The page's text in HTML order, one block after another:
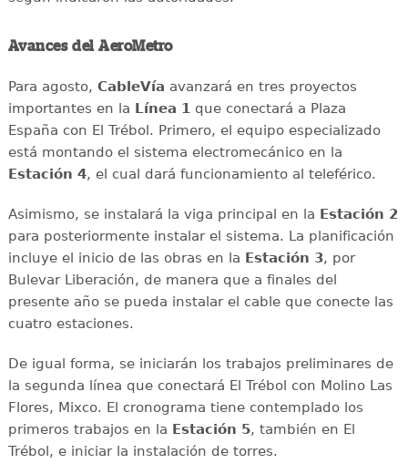
Avances del AeroMetro
Para agosto, CableVía avanzará en tres proyectos
importantes en la Línea 1que conectará a Plaza
España con El Trébol. Primero, el equipo especializado
está montando el sistema electromecánico en la
Estación 4, el cual dará funcionamiento al teleférico.
Asimismo, se instalará la viga principal en la Estación 2
para posteriormente instalar el sistema. La planificación
incluye el inicio de las obras en la Estación 3, por
Bulevar Liberación, de manera que a finales del
presente año se pueda instalar el cable que conecte las
cuatro estaciones.
De igual forma, se iniciarán los trabajos preliminares de
la segunda línea que conectará El Trébol con Molino Las
Flores, Mixco. El cronograma tiene contemplado los
primeros trabajos en la Estación 5, también en El
Trébol, e iniciar la instalación de torres.